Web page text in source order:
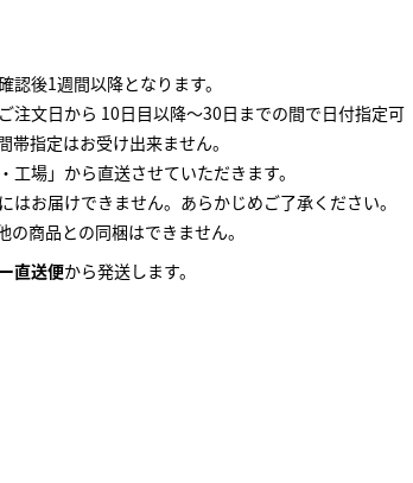
後1週間以降となります。
注文日から 10日目以降～30日までの間で日付指定可
帯指定はお受け出来ません。
場」から直送させていただきます。
はお届けできません。あらかじめご了承ください。
商品との同梱はできません。
直送便から発送します。